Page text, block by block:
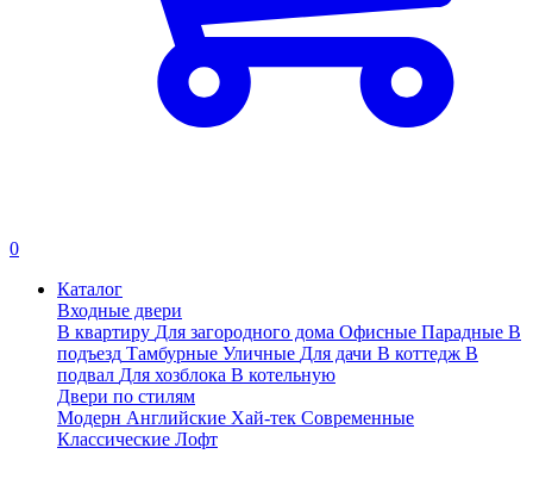
0
Каталог
Входные двери
В квартиру Для загородного дома Офисные Парадные В
подъезд Тамбурные Уличные Для дачи В коттедж В
подвал Для хозблока В котельную
Двери по стилям
Модерн Английские Хай-тек Современные
Классические Лофт